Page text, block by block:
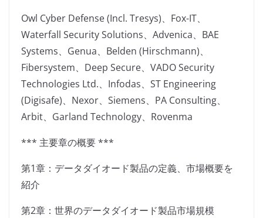
Owl Cyber Defense (Incl. Tresys)、Fox-IT、
Waterfall Security Solutions、Advenica、BAE
Systems、Genua、Belden (Hirschmann)、
Fibersystem、Deep Secure、VADO Security
Technologies Ltd.、Infodas、ST Engineering
(Digisafe)、Nexor、Siemens、PA Consulting、
Arbit、Garland Technology、Rovenma
*** 主要章の概要 ***
第1章：データダイオード製品の定義、市場概要を
紹介
第2章：世界のデータダイオード製品市場規模